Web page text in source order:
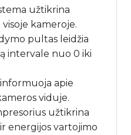
užtikrina
kameroje.
pultas leidžia
intervale nuo 0 iki
apie
viduje.
užtikrina
energijos vartojimo